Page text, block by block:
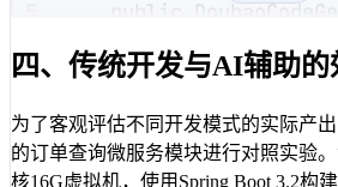
5
public
7
.baseUrl(
9
.build();
10
}
四、传统开发与AI辅助
为了客观评估不同开发模式的实际产
的订单查询微服务模块进行对照实验
核16G虚拟机，使用Spring Boot 3.2构